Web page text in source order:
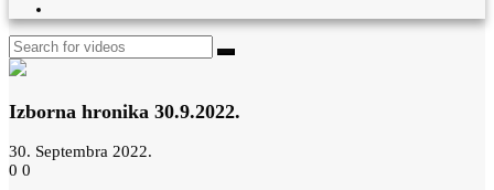
Izborna hronika 30.9.2022.
30. Septembra 2022.
0 0